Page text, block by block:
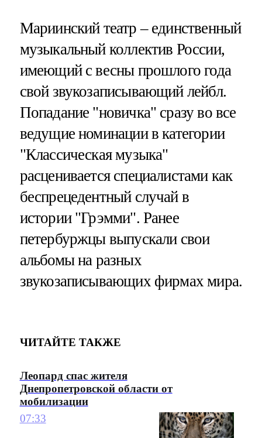
Мариинский театр – единственный
музыкальный коллектив России,
имеющий с весны прошлого года
свой звукозаписывающий лейбл.
Попадание "новичка" сразу во все
ведущие номинации в категории
"Классическая музыка"
расценивается специалистами как
беспрецедентный случай в
истории "Грэмми". Ранее
петербуржцы выпускали свои
альбомы на разных
звукозаписывающих фирмах мира.
ЧИТАЙТЕ ТАКЖЕ
Леопард спас жителя
Днепропетровской области от
мобилизации
07:33